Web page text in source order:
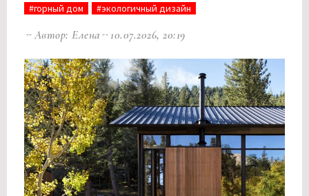
#горный дом
#экологичный дизайн
Автор: Елена 10.07.2026, 20:19